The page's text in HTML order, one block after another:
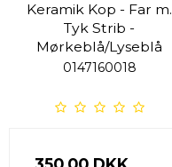
Keramik Kop - Far m.
Tyk Strib -
Mørkeblå/Lyseblå
0147160018